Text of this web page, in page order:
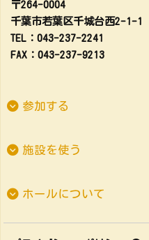
〒264-0004
千葉市若葉区千城台西2-1-1
TEL：043-237-2241
FAX：043-237-9213
参加する
施設を使う
ホールについて